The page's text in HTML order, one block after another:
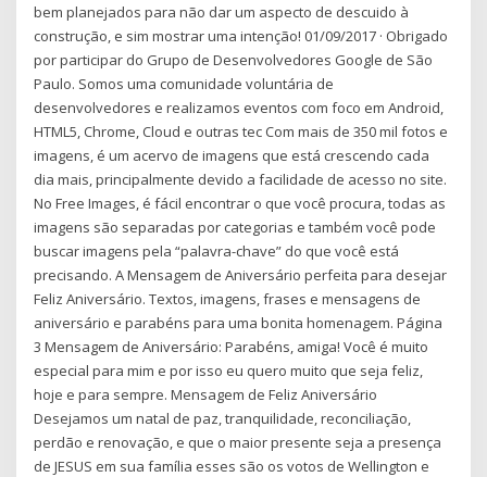
bem planejados para não dar um aspecto de descuido à
construção, e sim mostrar uma intenção! 01/09/2017 · Obrigado
por participar do Grupo de Desenvolvedores Google de São
Paulo. Somos uma comunidade voluntária de
desenvolvedores e realizamos eventos com foco em Android,
HTML5, Chrome, Cloud e outras tec Com mais de 350 mil fotos e
imagens, é um acervo de imagens que está crescendo cada
dia mais, principalmente devido a facilidade de acesso no site.
No Free Images, é fácil encontrar o que você procura, todas as
imagens são separadas por categorias e também você pode
buscar imagens pela “palavra-chave” do que você está
precisando. A Mensagem de Aniversário perfeita para desejar
Feliz Aniversário. Textos, imagens, frases e mensagens de
aniversário e parabéns para uma bonita homenagem. Página
3 Mensagem de Aniversário: Parabéns, amiga! Você é muito
especial para mim e por isso eu quero muito que seja feliz,
hoje e para sempre. Mensagem de Feliz Aniversário
Desejamos um natal de paz, tranquilidade, reconciliação,
perdão e renovação, e que o maior presente seja a presença
de JESUS em sua família esses são os votos de Wellington e